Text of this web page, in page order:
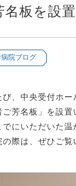
名板を設
院ブログ
び、中央受付ホ
ご芳名板」を設置
でにいただいた温
の際は、ぜひご覧